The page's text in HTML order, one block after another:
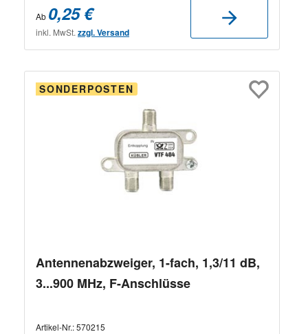
Ab 0,25 €
inkl. MwSt. zzgl. Versand
SONDERPOSTEN
Antennenabzweiger, 1-fach, 1,3/11 dB,
3...900 MHz, F-Anschlüsse
Artikel-Nr.:570215